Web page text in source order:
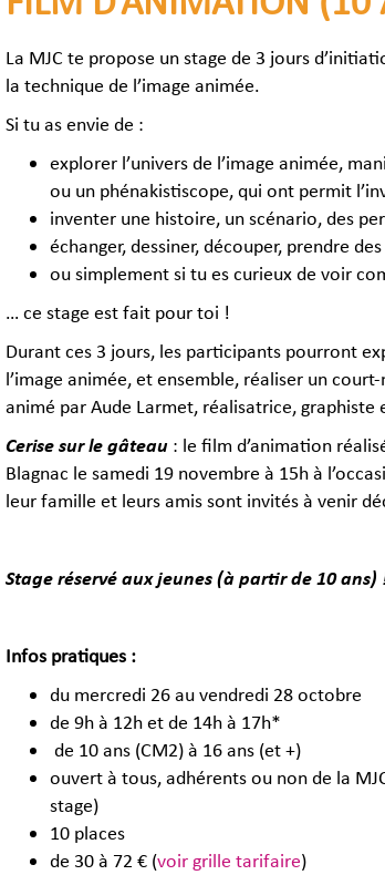
La MJC te propose un stage de 3 jours
la technique de l’image animée.
Si tu as envie de :
explorer l’univers de l’image animée,
ou un phénakistiscope, qui ont permit
inventer une histoire, un scénario, des
échanger, dessiner, découper, prendre
ou simplement si tu es curieux de voir
… ce stage est fait pour toi !
Durant ces 3 jours, les participants pourront
l’image animée, et ensemble, réaliser un
animé par Aude Larmet, réalisatrice, graphiste
Cerise sur le gâteau : le film d’animation
Blagnac le samedi 19 novembre à 15h à
leur famille et leurs amis sont invités à venir
Stage réservé aux jeunes (à partir de 10 ans)
Infos pratiques :
du mercredi 26 au vendredi 28 octobre
de 9h à 12h et de 14h à 17h*
de 10 ans (CM2) à 16 ans (et +)
ouvert à tous, adhérents ou non de la
stage)
10 places
de 30 à 72 € (voir grille tarifaire)